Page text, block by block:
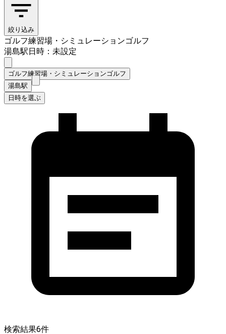
絞り込み
ゴルフ練習場・シミュレーションゴルフ
湯島駅日時：未設定
ゴルフ練習場・シミュレーションゴルフ
湯島駅
日時を選ぶ
検索結果6件